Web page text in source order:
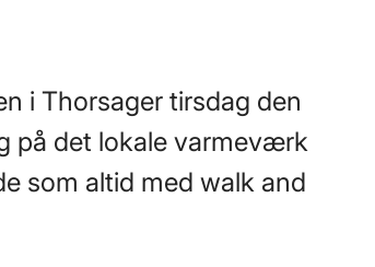
i Thorsager tirsdag den
på det lokale varmeværk
som altid med walk and